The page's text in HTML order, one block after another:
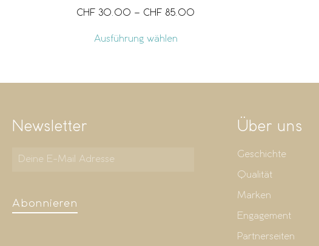
CHF 30.00 – CHF 85.00
Ausführung wählen
Newsletter
Abonnieren
Über uns
Geschichte
Qualität
Marken
Engagement
Partnerseiten